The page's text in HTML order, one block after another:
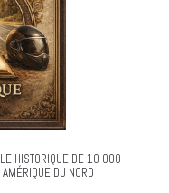
HISTORIQUE DE 10 000
DU NORD